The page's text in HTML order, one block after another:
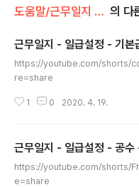
도움말/근무일지 (안드로이드) 의 다
근무일지 - 일급설정 - 기본
https://youtube.com/shorts/
re=share
1 0 2020. 4. 19.
근무일지 - 일급설정 - 공수
https://youtube.com/shorts/
e=share